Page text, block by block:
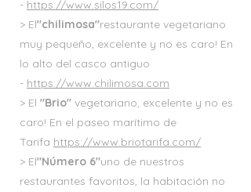
- https://www.silos19.com/
> El"chilimosa"restaurante vegetariano
muy pequeño, excelente y no es caro! En
lo alto del casco antiguo
- https://www.chilimosa.com
> El "Brio" vegetariano, excelente y no es
caro! En el paseo marítimo de
Tarifa https://www.briotarifa.com/
> El"Número 6"uno de nuestros
restaurantes favoritos, la habitación no